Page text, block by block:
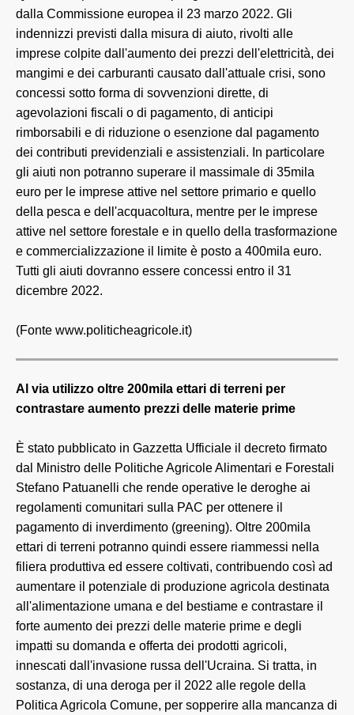
dalla Commissione europea il 23 marzo 2022. Gli
indennizzi previsti dalla misura di aiuto, rivolti alle
imprese colpite dall'aumento dei prezzi dell'elettricità, dei
mangimi e dei carburanti causato dall'attuale crisi, sono
concessi sotto forma di sovvenzioni dirette, di
agevolazioni fiscali o di pagamento, di anticipi
rimborsabili e di riduzione o esenzione dal pagamento
dei contributi previdenziali e assistenziali. In particolare
gli aiuti non potranno superare il massimale di 35mila
euro per le imprese attive nel settore primario e quello
della pesca e dell'acquacoltura, mentre per le imprese
attive nel settore forestale e in quello della trasformazione
e commercializzazione il limite è posto a 400mila euro.
Tutti gli aiuti dovranno essere concessi entro il 31
dicembre 2022.
(Fonte www.politicheagricole.it)
Al via utilizzo oltre 200mila ettari di terreni per
contrastare aumento prezzi delle materie prime
È stato pubblicato in Gazzetta Ufficiale il decreto firmato
dal Ministro delle Politiche Agricole Alimentari e Forestali
Stefano Patuanelli che rende operative le deroghe ai
regolamenti comunitari sulla PAC per ottenere il
pagamento di inverdimento (greening). Oltre 200mila
ettari di terreni potranno quindi essere riammessi nella
filiera produttiva ed essere coltivati, contribuendo così ad
aumentare il potenziale di produzione agricola destinata
all'alimentazione umana e del bestiame e contrastare il
forte aumento dei prezzi delle materie prime e degli
impatti su domanda e offerta dei prodotti agricoli,
innescati dall'invasione russa dell'Ucraina. Si tratta, in
sostanza, di una deroga per il 2022 alle regole della
Politica Agricola Comune, per sopperire alla mancanza di